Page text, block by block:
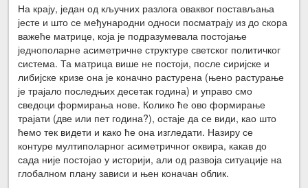
На крају, један од кључних разлога оваквог постављања
јесте и што се међународни односи посматрају из до скора
важеће матрице, која је подразумевала постојање
једнополарне асиметричне структуре светског политичког
система. Та матрица више не постоји, после сиријске и
либијске кризе она је коначно растурена (њено растурање
је трајало последњих десетак година) и управо смо
сведоци формирања нове. Колико ће ово формирање
трајати (две или пет година?), остаје да се види, као што
ћемо тек видети и како ће она изгледати. Назиру се
контуре мултиполарног асиметричног оквира, какав до
сада није постојао у историји, али од развоја ситуације на
глобалном плану зависи и њен коначан облик.